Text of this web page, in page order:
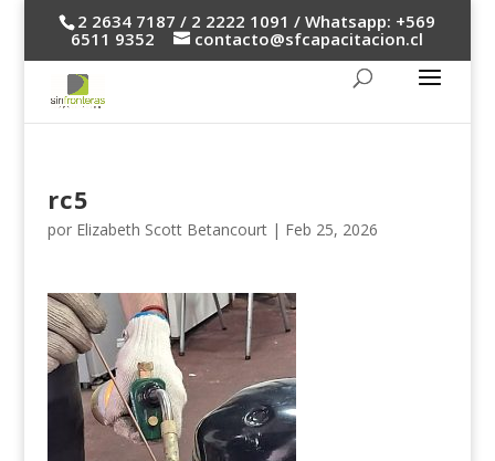
2 2634 7187 / 2 2222 1091 / Whatsapp: +569
6511 9352
contacto@sfcapacitacion.cl
rc5
por Elizabeth Scott Betancourt| Feb 25, 2026